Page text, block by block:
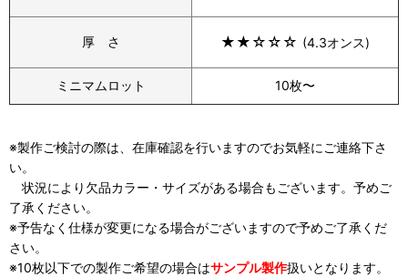
厚 さ ★★ ☆ ☆ ☆ (4.3オンス)
ミニマムロット 10枚〜
※製作ご検討の際は、在庫確認を行いますのでお気軽にご連絡下さ
い。
状況により欠品カラー・サイズがある場合もございます。予めご
了承ください。
※予告なく仕様が変更になる場合がございますので予めご了承くだ
さい。
※10枚以下での製作ご希望の場合はサンプル製作扱いとなります。